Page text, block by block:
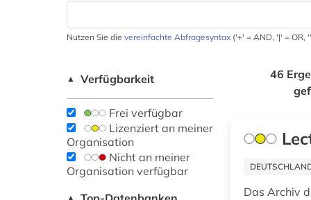
Nutzen Sie die vereinfachte Abfragesyntax ('+' = AND, '|' = OR,
▲ Verfügbarkeit
Frei verfügbar
Lizenziert an meiner
Organisation
Nicht an meiner
Organisation verfügbar
▲
46
Das Archiv